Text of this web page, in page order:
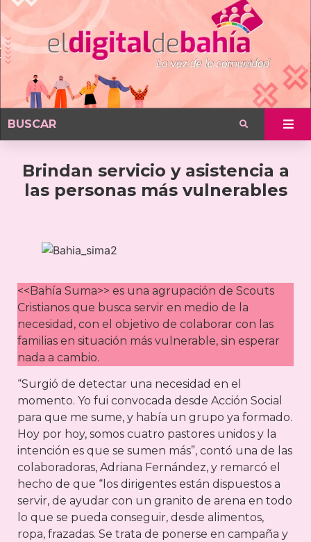
Brindan servicio y asistencia a
las personas más vulnerables
<<Bahía Suma>> es una agrupación de Scouts
Cristianos que busca servir en medio de la
necesidad, con el objetivo de colaborar con las
familias en situación más vulnerable, sin esperar
nada a cambio.
“Surgió de detectar una necesidad en el
momento. Yo fui convocada desde Acción Social
para que me sume, y había un grupo ya formado.
Hoy por hoy, somos cuatro pastores unidos y la
intención es que se sumen más”, contó una de las
colaboradoras, Adriana Fernández, y remarcó el
hecho de que “los dirigentes están dispuestos a
servir, de ayudar con un granito de arena en todo
lo que se pueda conseguir, desde alimentos,
ropa, frazadas. Se trata de ponerse en campaña y